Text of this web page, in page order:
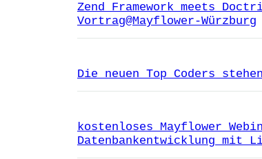
Zend Framework meets
Vortrag@Mayflower-Würzburg
Die neuen Top Coders
kostenloses Mayflower
Datenbankentwicklung mit